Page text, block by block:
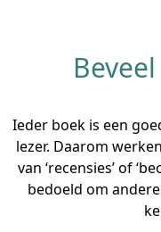
Ieder boek is een
lezer. Daarom
van ‘recensies’ of
bedoeld om